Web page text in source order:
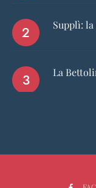
Supplì:
La